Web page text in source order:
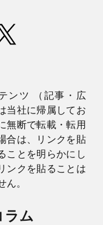
ンツ （記事・広
当社に帰属してお
無断で転載・転用
合は、リンクを貼
ことを明らかにし
ンクを貼ることは
ん。
ラム